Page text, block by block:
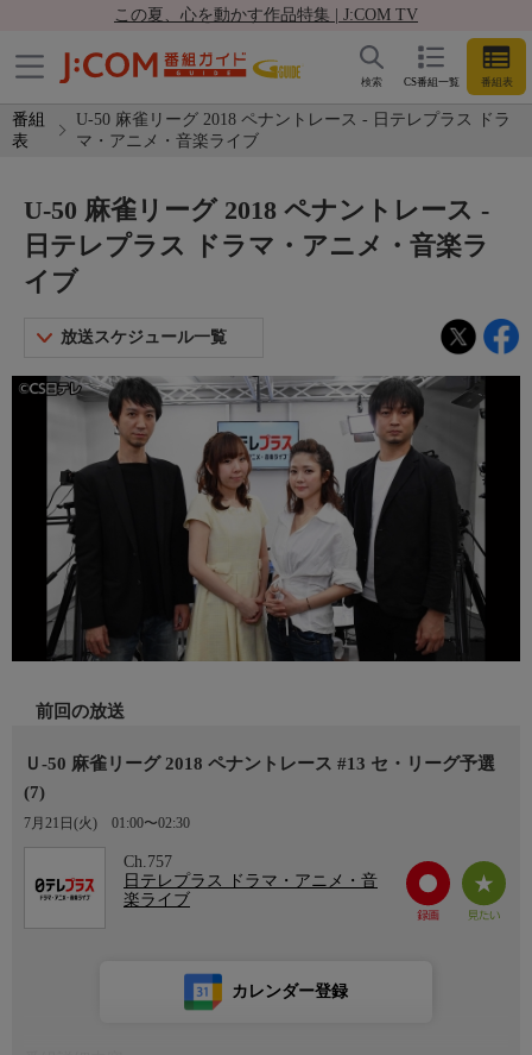
この夏、心を動かす作品特集 | J:COM TV
CS番組一覧 番組表
検索
番組
表
U-50 麻雀リーグ 2018 ペナントレース - 日テレプラス ドラ
マ・アニメ・音楽ライブ
U-50 麻雀リーグ 2018 ペナントレース -
日テレプラス ドラマ・アニメ・音楽ラ
イブ
放送スケジュール一覧
前回の放送
Ｕ-50 麻雀リーグ 2018 ペナントレース #13 セ・リーグ予選
(7)
7月21日(火) 01:00〜02:30
Ch.757
日テレプラス ドラマ・アニメ・音
楽ライブ
カレンダー登録